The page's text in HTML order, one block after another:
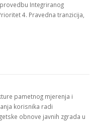
Integriranog
4. Pravedna tranzicija,
pametnog mjerenja i
korisnika radi
obnove javnih zgrada u